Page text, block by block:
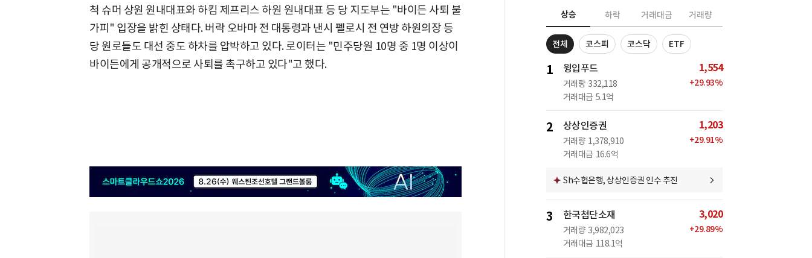
척 슈머 상원 원내대표와 하킴 제프리스 하원 원내대표 등 당 지도부는 "바이든 사퇴 불
가피" 입장을 밝힌 상태다. 버락 오바마 전 대통령과 낸시 펠로시 전 연방 하원의장 등
당 원로들도 대선 중도 하차를 압박하고 있다. 로이터는 "민주당원 10명 중 1명 이상이
바이든에게 공개적으로 사퇴를 촉구하고 있다"고 했다.
상승 하락 거래대금 거래량
전체 코스피 코스닥 ETF
1 윙입푸드
거래량 332,118
거래대금 5.1억
1,554
+29.93%
2 상상인증권
거래량 1,378,910
거래대금 16.6억
1,203
+29.91%
Sh수협은행, 상상인증권 인수 추진
3 한국첨단소재
거래량 3,982,023
거래대금 118.1억
3,020
+29.89%